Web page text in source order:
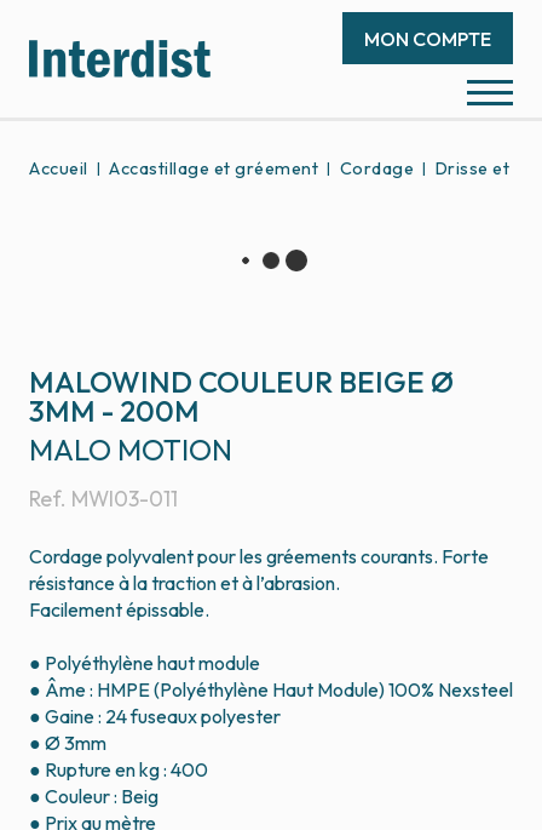
MON COMPTE
Accueil Accastillage et gréement Cordage Drisse et
MALOWIND COULEUR BEIGE Ø
3MM - 200M
Ref. MWI03-011
MALO MOTION
Cordage polyvalent pour les gréements courants. Forte
résistance à la traction et à l’abrasion.
Facilement épissable.
● Polyéthylène haut module
● Âme : HMPE (Polyéthylène Haut Module) 100% Nexsteel
● Gaine : 24 fuseaux polyester
● Ø 3mm
● Rupture en kg : 400
● Couleur : Beig
● Prix au mètre